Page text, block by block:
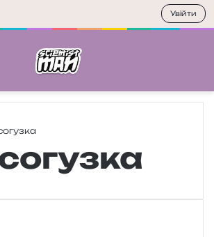
Увійти